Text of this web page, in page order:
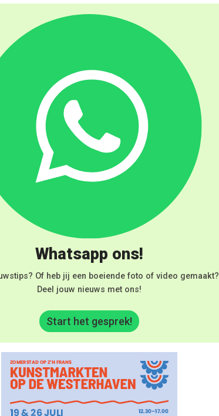
Whatsapp ons!
Of heb jij een boeiende foto of video gemaakt?
Deel jouw nieuws met ons!
Start het gesprek!